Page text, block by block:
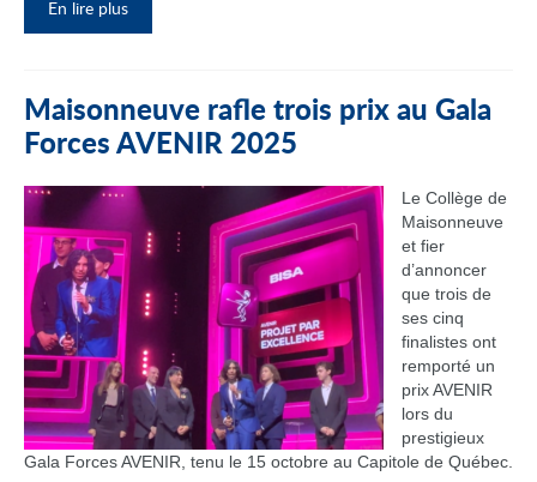
En lire plus
Maisonneuve rafle trois prix au Gala
Forces AVENIR 2025
Le Collège de
Maisonneuve
et fier
d’annoncer
que trois de
ses cinq
finalistes ont
remporté un
prix AVENIR
lors du
prestigieux
Gala Forces AVENIR, tenu le 15 octobre au Capitole de Québec.